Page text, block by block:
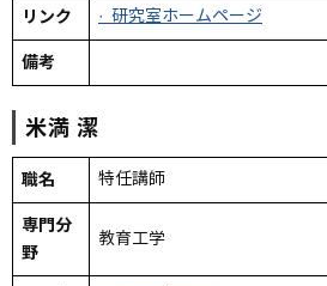
リンク · 研究室ホームページ
備考
米満 潔
職名 特任講師
専門分
野
教育工学